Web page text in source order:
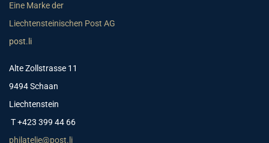
Eine Marke der
Liechtensteinischen Post AG
post.li
Alte Zollstrasse 11
9494 Schaan
Liechtenstein
T +423 399 44 66
philatelie@post.li